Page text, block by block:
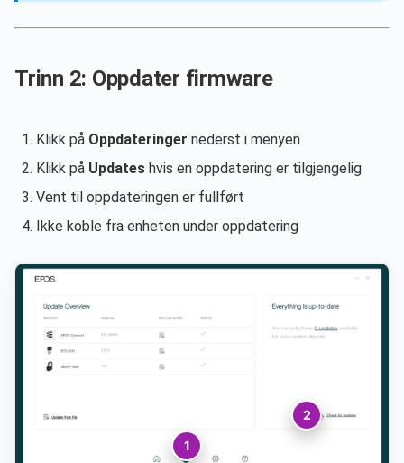
Trinn 2: Oppdater firmware
Klikk på Oppdateringer nederst i menyen
Klikk på Updates hvis en oppdatering er tilgjengelig
Vent til oppdateringen er fullført
Ikke koble fra enheten under oppdatering
1
2